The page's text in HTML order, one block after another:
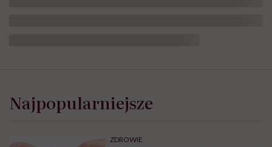
Najpopularniejsze
ZDROWIE